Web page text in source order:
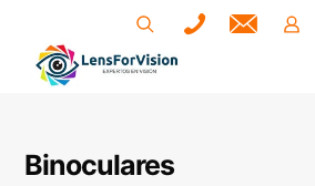
Binoculares